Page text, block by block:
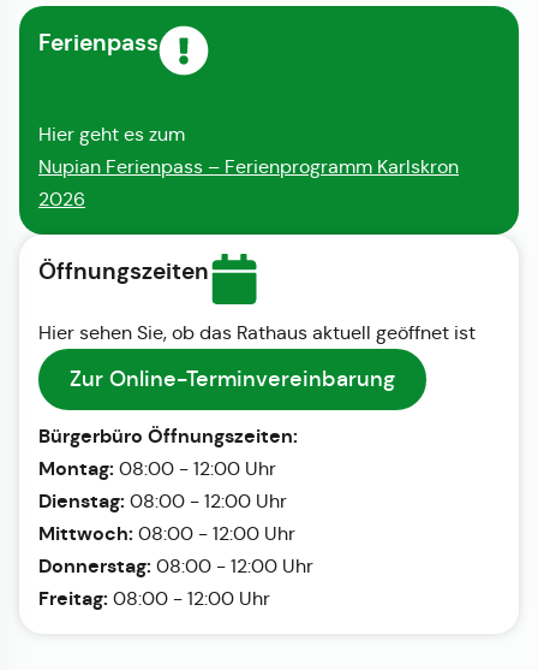
Ferienpass
Hier geht es zum
Nupian Ferienpass – Ferienprogramm Karlskron
2026
Öffnungszeiten
Hier sehen Sie, ob das Rathaus aktuell geöffnet ist
Zur Online-Terminvereinbarung
Bürgerbüro Öffnungszeiten:
Montag: 08:00 - 12:00 Uhr
Dienstag: 08:00 - 12:00 Uhr
Mittwoch: 08:00 - 12:00 Uhr
Donnerstag: 08:00 - 12:00 Uhr
Freitag: 08:00 - 12:00 Uhr